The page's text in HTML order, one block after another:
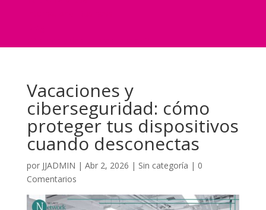
Vacaciones y
ciberseguridad: cómo
proteger tus dispositivos
cuando desconectas
por JJADMIN | Abr 2, 2026 | Sin categoría | 0
Comentarios